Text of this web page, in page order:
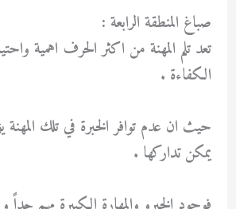
صباغ المنطقة الرابعة :
تعد تلم المهنة من اكثر الحرف اهمية
الكفاءة .
حيث ان عدم توافر الخبرة في تلك
يمكن تداركها .